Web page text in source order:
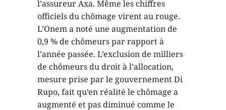
l’assureur Axa. Même les chiffres
officiels du chômage virent au rouge.
L’Onem a noté une augmentation de
0,9 % de chômeurs par rapport à
l’année passée. L’exclusion de milliers
de chômeurs du droit à l’allocation,
mesure prise par le gouvernement Di
Rupo, fait qu’en réalité le chômage a
augmenté et pas diminué comme le